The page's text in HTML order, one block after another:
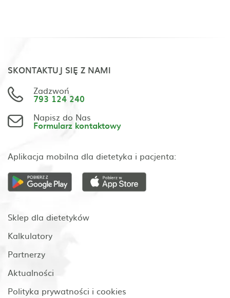
SKONTAKTUJ SIĘ Z NAMI
Zadzwoń
793 124 240
Napisz do Nas
Formularz kontaktowy
Aplikacja mobilna dla dietetyka i pacjenta:
Sklep dla dietetyków
Kalkulatory
Partnerzy
Aktualności
Polityka prywatności i cookies